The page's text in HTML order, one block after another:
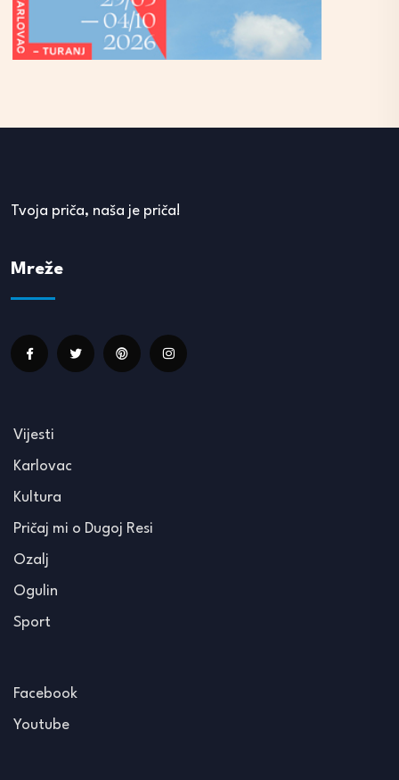
Tvoja priča, naša je priča!
Mreže
Vijesti
Karlovac
Kultura
Pričaj mi o Dugoj Resi
Ozalj
Ogulin
Sport
Facebook
Youtube